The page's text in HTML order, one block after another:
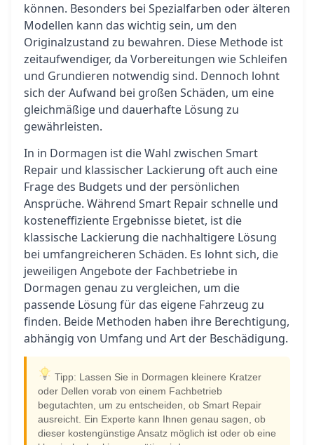
können. Besonders bei Spezialfarben oder älteren
Modellen kann das wichtig sein, um den
Originalzustand zu bewahren. Diese Methode ist
zeitaufwendiger, da Vorbereitungen wie Schleifen
und Grundieren notwendig sind. Dennoch lohnt
sich der Aufwand bei großen Schäden, um eine
gleichmäßige und dauerhafte Lösung zu
gewährleisten.
In in Dormagen ist die Wahl zwischen Smart
Repair und klassischer Lackierung oft auch eine
Frage des Budgets und der persönlichen
Ansprüche. Während Smart Repair schnelle und
kosteneffiziente Ergebnisse bietet, ist die
klassische Lackierung die nachhaltigere Lösung
bei umfangreicheren Schäden. Es lohnt sich, die
jeweiligen Angebote der Fachbetriebe in
Dormagen genau zu vergleichen, um die
passende Lösung für das eigene Fahrzeug zu
finden. Beide Methoden haben ihre Berechtigung,
abhängig von Umfang und Art der Beschädigung.
Tipp: Lassen Sie in Dormagen kleinere Kratzer
oder Dellen vorab von einem Fachbetrieb
begutachten, um zu entscheiden, ob Smart Repair
ausreicht. Ein Experte kann Ihnen genau sagen, ob
dieser kostengünstige Ansatz möglich ist oder ob eine